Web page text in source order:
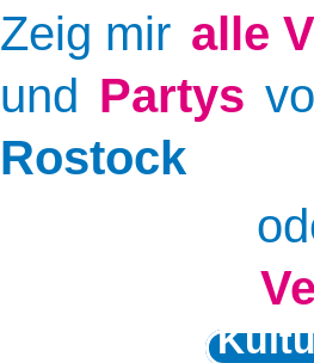
Zeig mir alle
und Partys
Rostock